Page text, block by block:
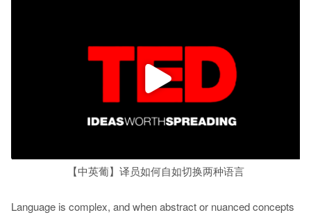
【中英葡】译员如何自如切换两种语言
Language is complex, and when abstract or nuanced concepts